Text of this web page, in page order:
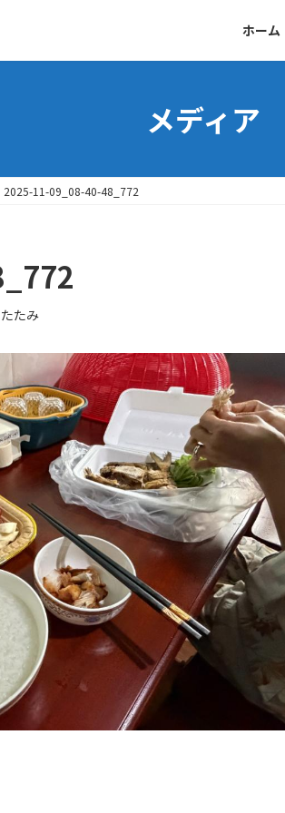
ホーム
メディア
2025-11-09_08-40-48_772
たみ